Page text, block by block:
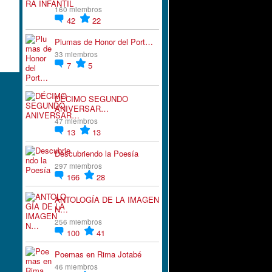
160 miembros
42
22
Plumas de Honor del Port…
33 miembros
7 5
DÉCIMO SEGUNDO
ANIVERSAR…
47 miembros
13
13
Descubriendo la Poesía
297 miembros
166
28
ANTOLOGÍA DE LA IMAGEN
N…
256 miembros
100
41
Poemas en Rima Jotabé
46 miembros